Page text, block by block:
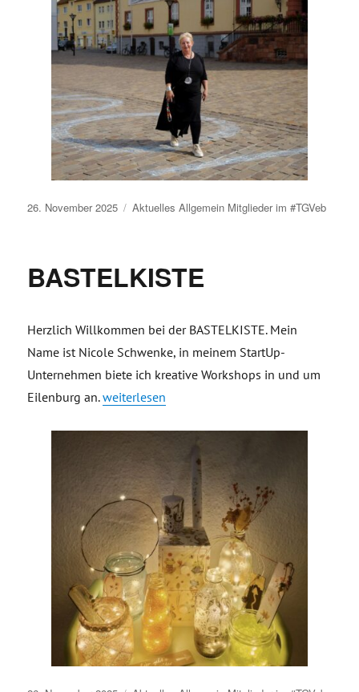
Veröffentlicht
26. November 2025 Aktuelles Allgemein Mitglieder im #TGVeb
BASTELKISTE
Herzlich Willkommen bei der BASTELKISTE. Mein
Name ist Nicole Schwenke, in meinem StartUp-
Unternehmen biete ich kreative Workshops in und um
Eilenburg an.„BASTELKISTE“
weiterlesen